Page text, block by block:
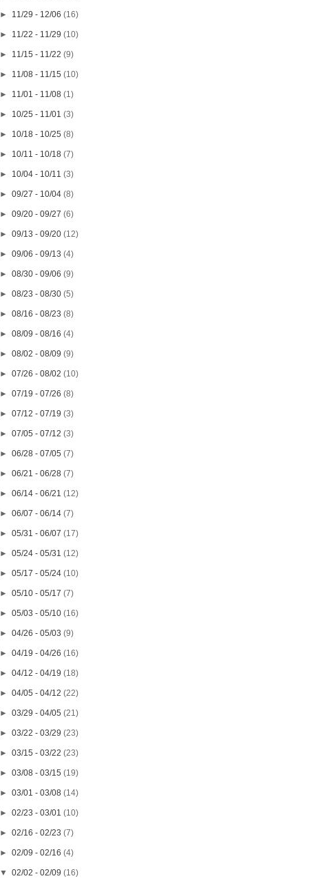
► 11/29 - 12/06(16)
► 11/22 - 11/29(10)
► 11/15 - 11/22(9)
► 11/08 - 11/15(10)
► 11/01 - 11/08(1)
► 10/25 - 11/01(3)
► 10/18 - 10/25(8)
► 10/11 - 10/18(7)
► 10/04 - 10/11(3)
►09/27 - 10/04(8)
►09/20 - 09/27(6)
►09/13 - 09/20(12)
►09/06 - 09/13(4)
►08/30 - 09/06(9)
►08/23 - 08/30(5)
►08/16 - 08/23(8)
►08/09 - 08/16(4)
►08/02 - 08/09(9)
►07/26 - 08/02(10)
►07/19 - 07/26(8)
►07/12 - 07/19(3)
►07/05 - 07/12(3)
►06/28 - 07/05(7)
►06/21 - 06/28(7)
►06/14 - 06/21(12)
►06/07 - 06/14(7)
►05/31 - 06/07(17)
►05/24 - 05/31(12)
►05/17 - 05/24(10)
►05/10 - 05/17(7)
►05/03 - 05/10(16)
►04/26 - 05/03(9)
►04/19 - 04/26(16)
►04/12 - 04/19(18)
►04/05 - 04/12(22)
►03/29 - 04/05(21)
►03/22 - 03/29(23)
►03/15 - 03/22(23)
►03/08 - 03/15(19)
►03/01 - 03/08(14)
►02/23 - 03/01(10)
►02/16 - 02/23(7)
►02/09 - 02/16(4)
▼02/02 - 02/09(16)